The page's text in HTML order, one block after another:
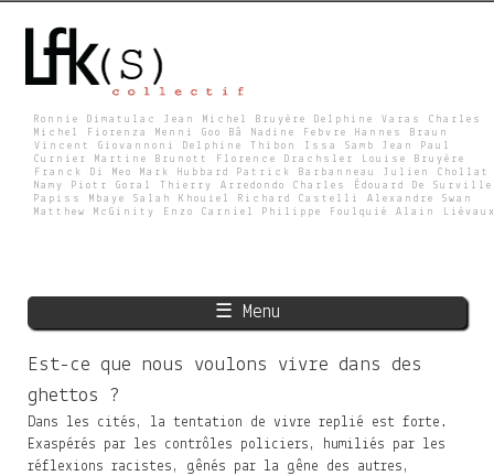
main
L
K
S
Ronnie Dimatulac Jean Michel Bruyère Delphine Varas Charles
Michel Fiorenza Menni Goo Bâ Nadine Febvre Hannes Braun
Vincent Giovannoni Delphine Thibon Issa Samb Jean Paul
Curnier Martine Brunott Florence Drachsler Louise Bruyère
Franck Di Meo Mark Hubbard Patrick Barbanneau Julien Chollat
Namy Piotr Goral Thierry Arredondo Charles Édouard De Surville
Papiss Mbaye Salah Khouiel Richard Castelli Alexandre Swan
Matthew McGinity Enzo Carniel Philippe Foulquié Alain
☰ Menu
Est-ce que nous voulons vivre dans des
ghettos ?
Dans les cités, la tentation de vivre replié est forte.
Exaspérés par les contrôles policiers, humiliés par les
réflexions racistes, gênés par la gêne des autres,